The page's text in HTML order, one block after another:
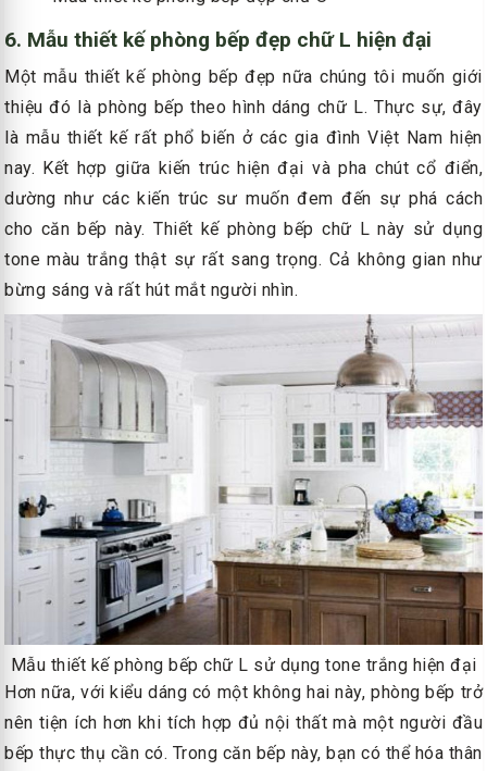
6. Mẫu thiết kế phòng bếp đẹp chữ L hiện đại
Một mẫu thiết kế phòng bếp đẹp nữa chúng tôi muốn giới
thiệu đó là phòng bếp theo hình dáng chữ L. Thực sự, đây
là mẫu thiết kế rất phổ biến ở các gia đình Việt Nam hiện
nay. Kết hợp giữa kiến trúc hiện đại và pha chút cổ điển,
dường như các kiến trúc sư muốn đem đến sự phá cách
cho căn bếp này. Thiết kế phòng bếp chữ L này sử dụng
tone màu trắng thật sự rất sang trọng. Cả không gian như
bừng sáng và rất hút mắt người nhìn.
Mẫu thiết kế phòng bếp chữ L sử dụng tone trắng hiện đại
Hơn nữa, với kiểu dáng có một không hai này, phòng bếp trở
nên tiện ích hơn khi tích hợp đủ nội thất mà một người đầu
bếp thực thụ cần có. Trong căn bếp này, bạn có thể hóa thân